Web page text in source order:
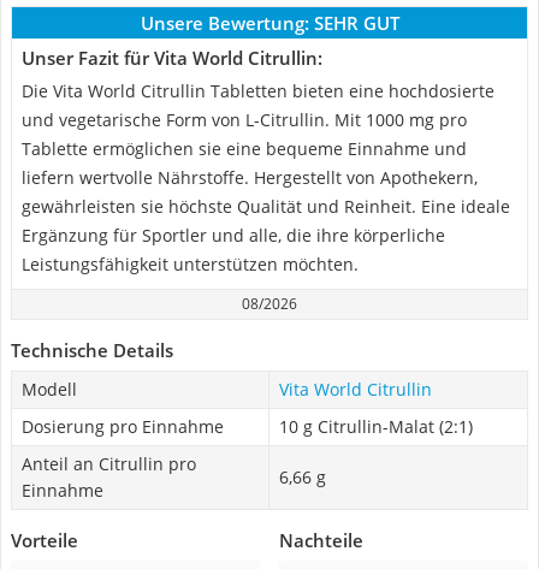
Unsere Bewertung: SEHR GUT
Unser Fazit für Vita World Citrullin:
Die Vita World Citrullin Tabletten bieten eine hochdosierte
und vegetarische Form von L-Citrullin. Mit 1000 mg pro
Tablette ermöglichen sie eine bequeme Einnahme und
liefern wertvolle Nährstoffe. Hergestellt von Apothekern,
gewährleisten sie höchste Qualität und Reinheit. Eine ideale
Ergänzung für Sportler und alle, die ihre körperliche
Leistungsfähigkeit unterstützen möchten.
08/2026
Technische Details
Modell
Vita World Citrullin
Dosierung pro Einnahme
10 g Citrullin-Malat (2:1)
Anteil an Citrullin pro
Einnahme
6,66 g
Vorteile Nachteile